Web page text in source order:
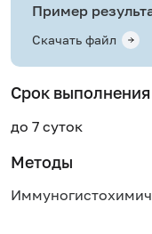
Пример
Скачать файл
Срок выполнения
до 7 суток
Методы